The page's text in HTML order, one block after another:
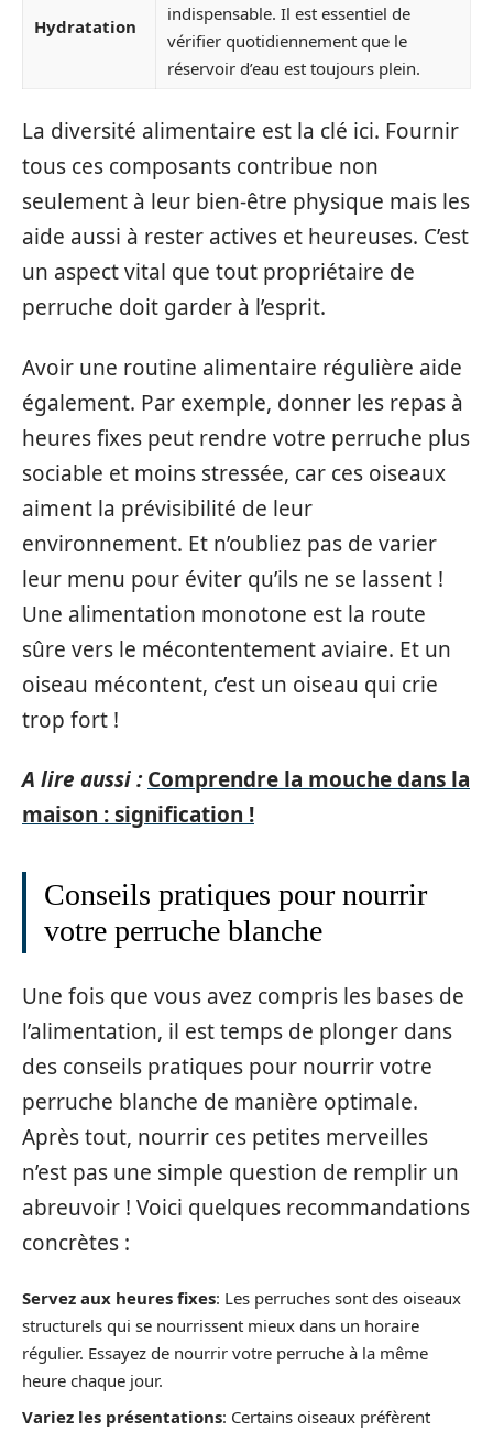
Hydratation
indispensable. Il est essentiel de
vérifier quotidiennement que le
réservoir d’eau est toujours plein.
La diversité alimentaire est la clé ici. Fournir
tous ces composants contribue non
seulement à leur bien-être physique mais les
aide aussi à rester actives et heureuses. C’est
un aspect vital que tout propriétaire de
perruche doit garder à l’esprit.
Avoir une routine alimentaire régulière aide
également. Par exemple, donner les repas à
heures fixes peut rendre votre perruche plus
sociable et moins stressée, car ces oiseaux
aiment la prévisibilité de leur
environnement. Et n’oubliez pas de varier
leur menu pour éviter qu’ils ne se lassent !
Une alimentation monotone est la route
sûre vers le mécontentement aviaire. Et un
oiseau mécontent, c’est un oiseau qui crie
trop fort !
A lire aussi : Comprendre la mouche dans la
maison : signification !
Conseils pratiques pour nourrir
votre perruche blanche
Une fois que vous avez compris les bases de
l’alimentation, il est temps de plonger dans
des conseils pratiques pour nourrir votre
perruche blanche de manière optimale.
Après tout, nourrir ces petites merveilles
n’est pas une simple question de remplir un
abreuvoir ! Voici quelques recommandations
concrètes :
Servez aux heures fixes: Les perruches sont des oiseaux
structurels qui se nourrissent mieux dans un horaire
régulier. Essayez de nourrir votre perruche à la même
heure chaque jour.
Variez les présentations: Certains oiseaux préfèrent